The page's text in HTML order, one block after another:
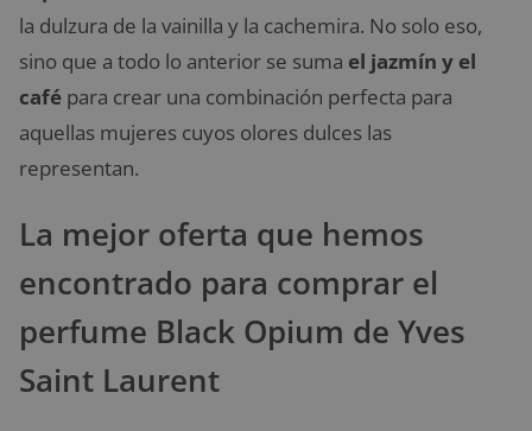
la dulzura de la vainilla y la cachemira. No solo eso,
sino que a todo lo anterior se suma el jazmín y el
café para crear una combinación perfecta para
aquellas mujeres cuyos olores dulces las
representan.
La mejor oferta que hemos
encontrado para comprar el
perfume Black Opium de Yves
Saint Laurent